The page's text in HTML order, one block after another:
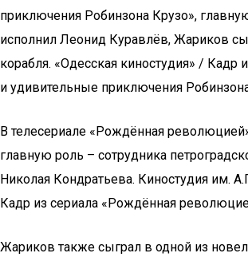
приключения Робинзона Крузо»,
исполнил Леонид Куравлёв, Жариков
корабля. «Одесская киностудия» / Кадр
и удивительные приключения
В телесериале «Рождённая
главную роль – сотрудника
Николая Кондратьева. Киностудия им.
Кадр из сериала «Рождённая
Жариков также сыграл в одной из